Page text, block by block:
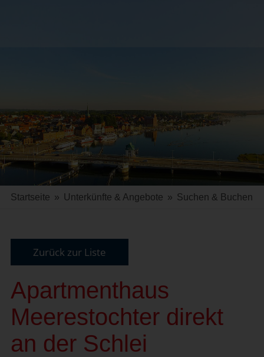
Startseite » Unterkünfte & Angebote » Suchen & Buchen
Zurück zur Liste
Apartmenthaus
Meerestochter direkt
an der Schlei